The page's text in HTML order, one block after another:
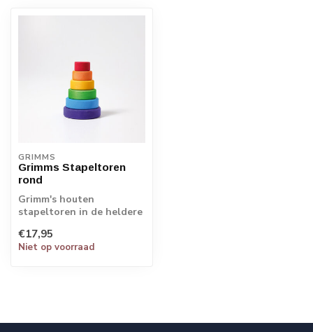
GRIMMS
Grimms Stapeltoren
rond
Grimm's houten
stapeltoren in de heldere
regenboog. Met de
kleine...
€17,95
Niet op voorraad